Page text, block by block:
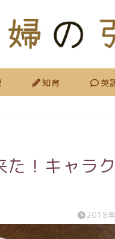
知育 英
！キャラ
2018